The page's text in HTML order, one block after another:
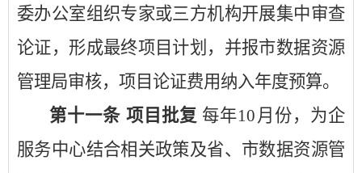
委办公室组织专家或三方机构开展集中审查
论证，形成最终项目计划，并报市数据资源
管理局审核，项目论证费用纳入年度预算。
第十一条 项目批复 每年10月份，为企
服务中心结合相关政策及省、市数据资源管